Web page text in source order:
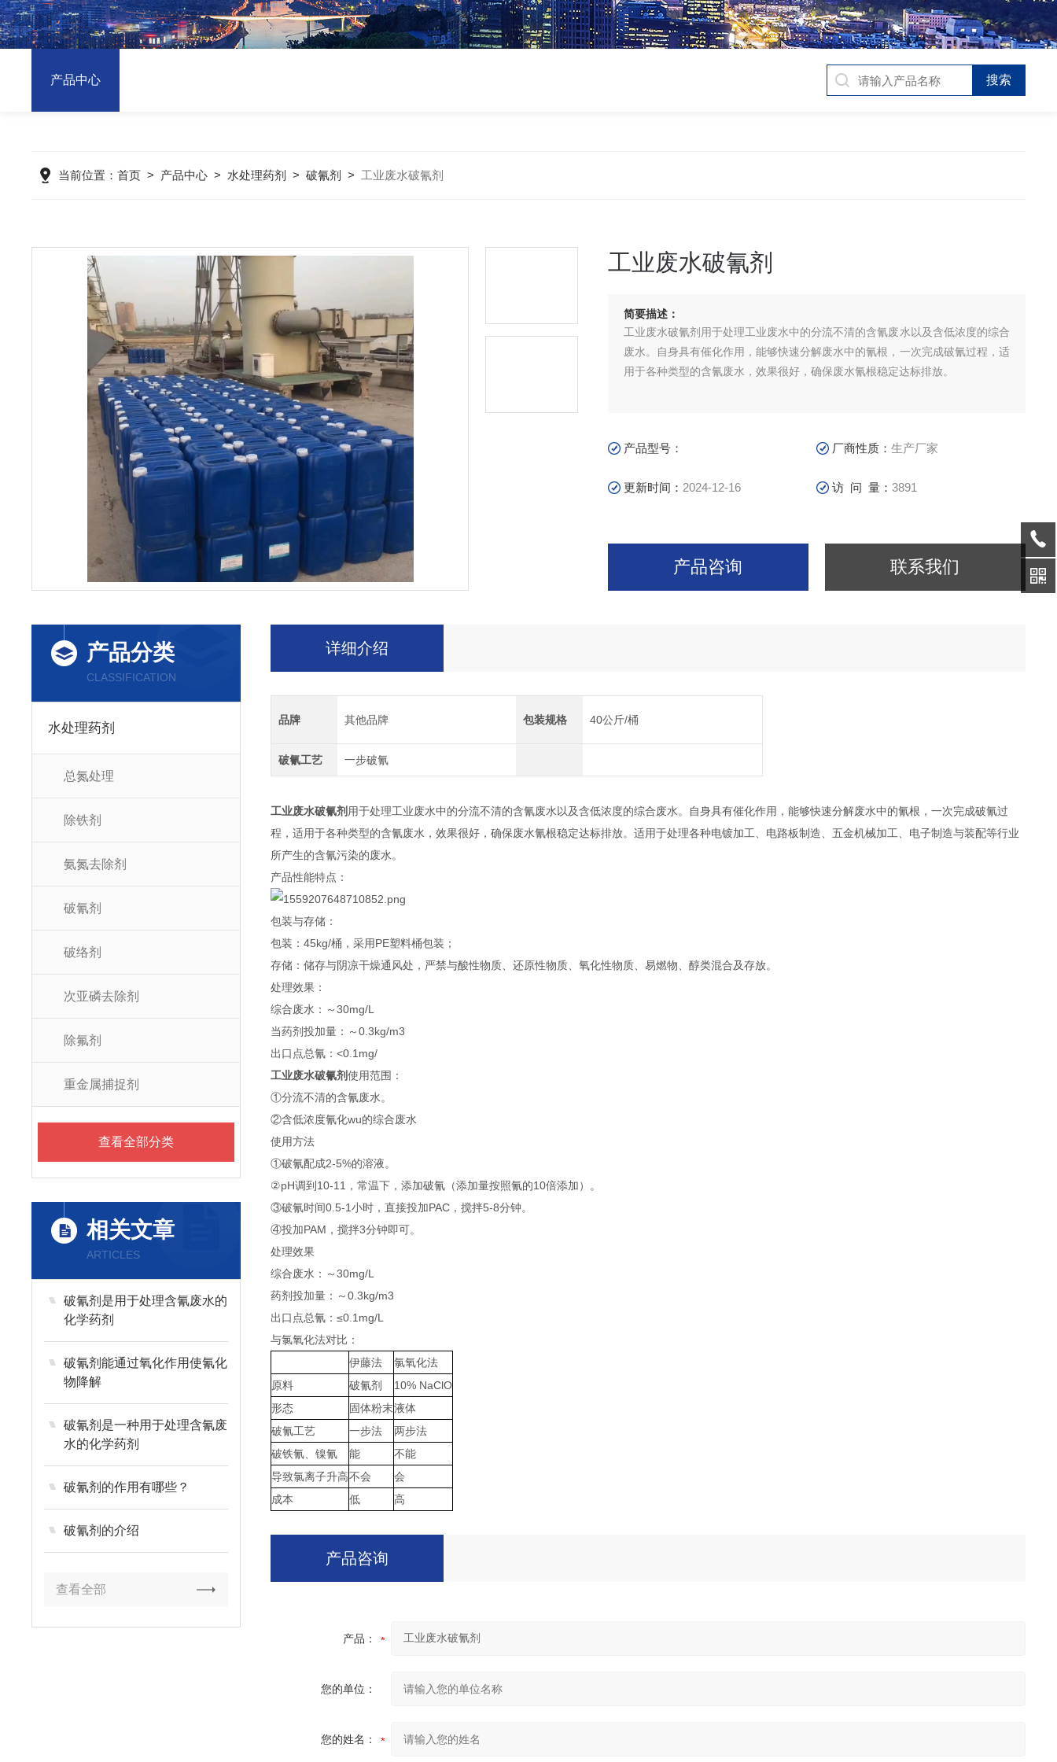
产品中心
当前位置：首页 > 产品中心 > 水处理药剂 >破氰剂 > 工业废水破氰剂
工业废水破氰剂
简要描述：
工业废水破氰剂用于处理工业废水中的分流不清的含氰废水以及含低浓度的综合
废水。自身具有催化作用，能够快速分解废水中的氰根，一次完成破氰过程，适
用于各种类型的含氰废水，效果很好，确保废水氰根稳定达标排放。
产品型号： 厂商性质：生产厂家
更新时间： 2024-12-16 访 问 量：3891
产品咨询 联系我们
产品分类
CLASSIFICATION
水处理药剂
总氮处理
除铁剂
氨氮去除剂
破氰剂
破络剂
次亚磷去除剂
除氟剂
重金属捕捉剂
查看全部分类
相关文章
ARTICLES
破氰剂是用于处理含氰废水的
化学药剂
破氰剂能通过氧化作用使氰化
物降解
破氰剂是一种用于处理含氰废
水的化学药剂
破氰剂的作用有哪些？
破氰剂的介绍
查看全部
详细介绍
品牌 其他品牌 包装规格 40公斤/桶
破氰工艺 一步破氰
工业废水破氰剂 用于处理工业废水中的分流不清的含氰废水以及含低浓度的综合废水。自身具有催化作用，能够快速分解废水中的氰根，一次完成破氰过
程，适用于各种类型的含氰废水，效果很好，确保废水氰根稳定达标排放。 适用于处理各种电镀加工、电路板制造、五金机械加工、电子制造与装配等行业
所产生的含氰污染的废水。
产品性能特点：
包装与存储：
包装：45kg/桶，采用PE塑料桶包装；
存储：储存与阴凉干燥通风处，严禁与酸性物质、还原性物质、氧化性物质、易燃物、醇类混合及存放。
处理效果：
综合废水：～30mg/L
当药剂投加量：～0.3kg/m3
出口点总氰：<0.1mg/
工业废水破氰剂使用范围：
①分流不清的含氰废水。
②含低浓度氰化wu的综合废水
使用方法
①破氰配成2-5%的溶液。
②pH调到10-11，常温下，添加破氰（添加量按照氰的10倍添加）。
③破氰时间0.5-1小时，直接投加PAC，搅拌5-8分钟。
④投加PAM，搅拌3分钟即可。
处理效果
综合废水：～30mg/L
药剂投加量：～0.3kg/m3
出口点总氰：≤0.1mg/L
与氯氧化法对比：
伊藤法
氯氧化法
原料
破氰剂
10% NaClO
形态
固体粉末液体
破氰工艺
一步法
两步法
破铁氰、镍氰
能
不能
导致氯离子升高不会
会
成本
低 高
产品咨询
产品：
您的单位：
您的姓名：